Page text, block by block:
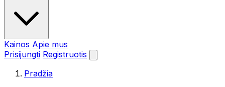
Kainos Apie mus
Prisijungti Registruotis
Pradžia